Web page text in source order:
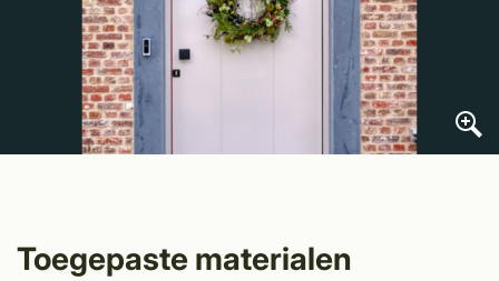
Toegepaste materialen